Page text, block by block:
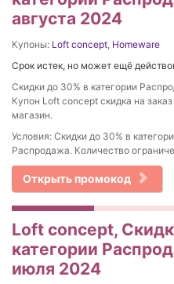
августа 2024
Купоны: Loft concept, Homeware
Срок истек, но может ещё
Скидки до 30% в категории
Купон Loft concept скидка на заказ
магазин.
Условия: Скидки до 30% в
Распродажа. Количество
Открыть промокод
Loft concept,
категории
июля 2024